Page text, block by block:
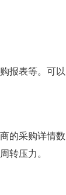
报表等。可以
的采购详情数
转压力。